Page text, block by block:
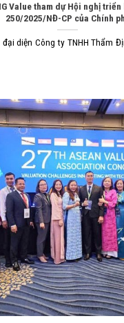
Value tham dự Hội nghị
250/2025/NĐ-CP của Chính
diện Công ty TNHH Thẩm